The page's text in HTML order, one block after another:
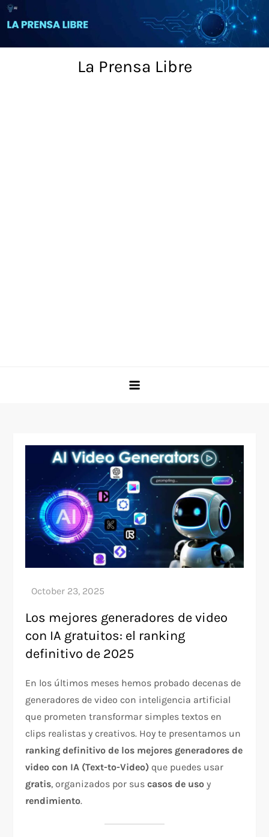
Skip
to
La Prensa Libre
Los mejores generadores de video
con IA gratuitos: el ranking
definitivo de 2025
En los últimos meses hemos probado decenas de
generadores de video con inteligencia artificial
que prometen transformar simples textos en
clips realistas y creativos. Hoy te presentamos un
ranking definitivo de los mejores generadores de
video con IA (Text-to-Video) que puedes usar
gratis, organizados por suscasos de uso y
rendimiento.